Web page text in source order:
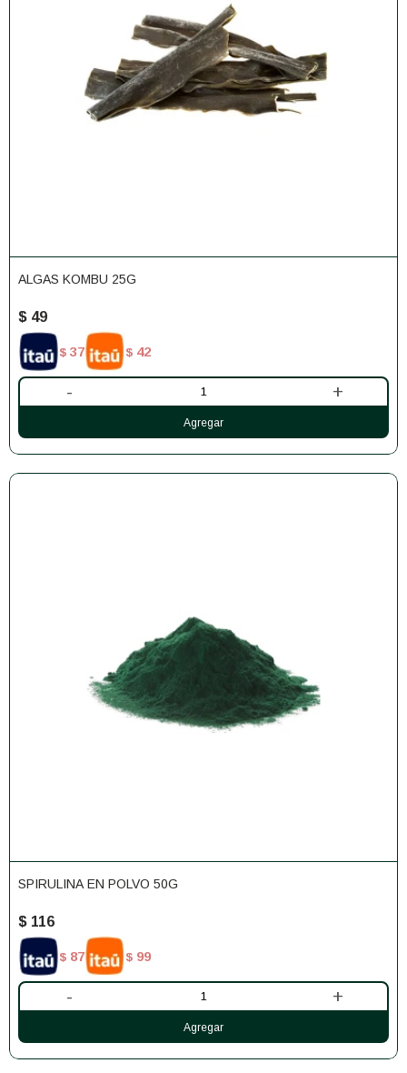
ALGAS KOMBU 25G
$ 49
$ 37 $ 42
- +
SPIRULINA EN POLVO 50G
$ 116
$ 87 $ 99
- +